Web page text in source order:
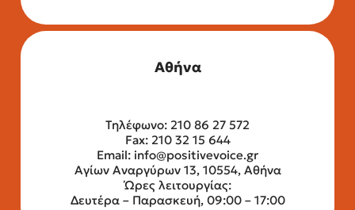
Αθήνα
Τηλέφωνο: 210 86 27 572
Fax: 210 32 15 644
Email: info@positivevoice.gr
Αγίων Αναργύρων 13, 10554, Αθήνα
Ώρες λειτουργίας:
Δευτέρα – Παρασκευή, 09:00 – 17:00